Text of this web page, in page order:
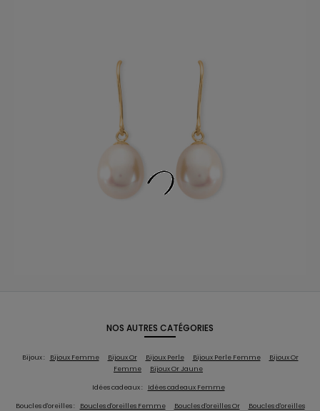
NOS AUTRES CATÉGORIES
Bijoux : Bijoux Femme Bijoux Or Bijoux Perle Bijoux Perle Femme
Bijoux Or
Femme
Bijoux Or Jaune
Idées cadeaux : Idées cadeaux Femme
Boucles d'oreilles : Boucles d'oreilles Femme Boucles d'oreilles Or
Boucles d'oreilles